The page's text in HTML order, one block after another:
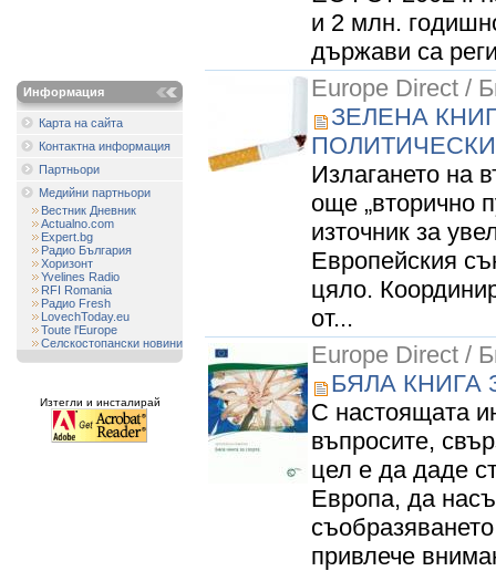
Информация
Карта на сайта
Контактна информация
Партньори
Медийни партньори
Вестник Дневник
Actualno.com
Expert.bg
Радио България
Хоризонт
Yvelines Radio
RFI Romania
Радио Fresh
LovechToday.eu
Toute l'Europe
Селскостопански новини
Изтегли и инсталирай
и 2 млн.
държави са
Europe Direct /
ЗЕЛЕНА
Излагането на
още „вторично
източник за
Европейския
цяло.
от...
Europe Direct /
БЯЛА КНИГА
С настоящата
въпросите,
цел е да даде
Европа, да
привлече